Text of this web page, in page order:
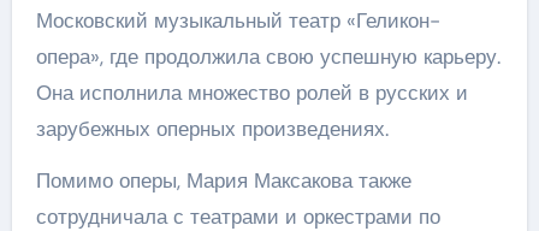
Московский музыкальный театр «Геликон-
опера», где продолжила свою успешную карьеру.
Она исполнила множество ролей в русских и
зарубежных оперных произведениях.
Помимо оперы, Мария Максакова также
сотрудничала с театрами и оркестрами по